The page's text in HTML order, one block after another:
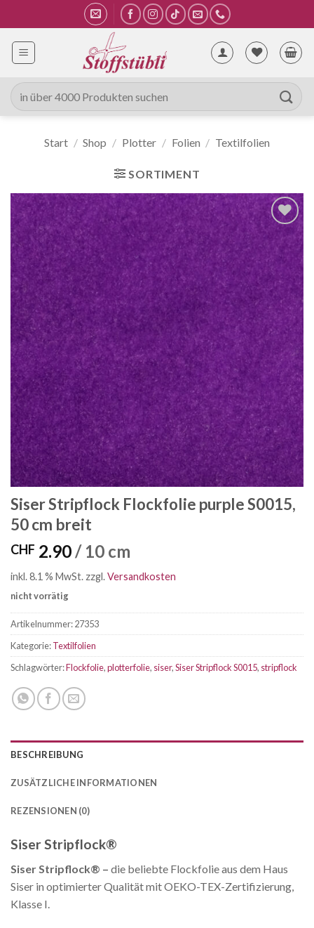
Inhalt
springen
Suche
nach:
Start / Shop / Plotter / Folien / Textilfolien
SORTIMENT
Auf die
Wunschliste
Siser Stripflock Flockfolie purple S0015,
50 cm breit
CHF 2.90/ 10 cm
inkl. 8.1 % MwSt. zzgl.Versandkosten
nicht vorrätig
Artikelnummer:27353
Kategorie:Textilfolien
Schlagwörter:Flockfolie,plotterfolie, siser,Siser Stripflock S0015, stripflock
BESCHREIBUNG
ZUSÄTZLICHE INFORMATIONEN
REZENSIONEN (0)
Siser Stripflock®
Siser Stripflock® – die beliebte Flockfolie aus dem Haus
Siser in optimierter Qualität mit OEKO-TEX-Zertifizierung,
Klasse I.